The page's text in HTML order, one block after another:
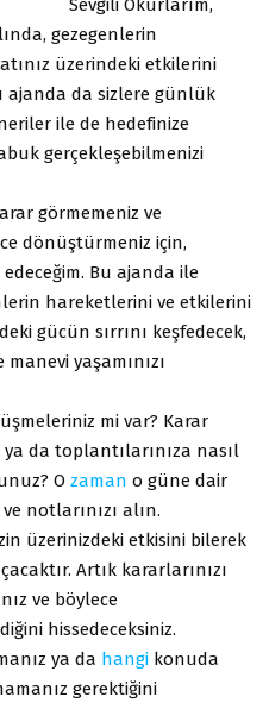
gezegenlerin
üzerindeki etkilerini
ajanda da sizlere günlük
ile de hedefinize
gerçekleşebilmenizi
görmemeniz ve
dönüştürmeniz için,
Bu ajanda ile
hareketlerini ve etkilerini
gücün sırrını keşfedecek,
yaşamınızı
mi var? Karar
da toplantılarınıza nasıl
O zaman o güne dair
notlarınızı alın.
üzerinizdeki etkisini bilerek
Artık kararlarınızı
ve böylece
hissedeceksiniz.
ya da hangi konuda
gerektiğini